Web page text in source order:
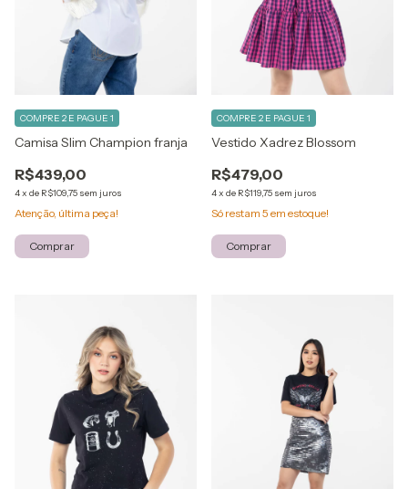
Camisa Slim Champion franja
R$439,00
4x de R$109,75 sem juros
COMPRE 2 E PAGUE 1
Atenção, última peça!
Comprar
Vestido Xadrez Blossom
R$479,00
4x de R$119,75 sem juros
COMPRE 2 E PAGUE 1
Só restam 5 em estoque!
Comprar